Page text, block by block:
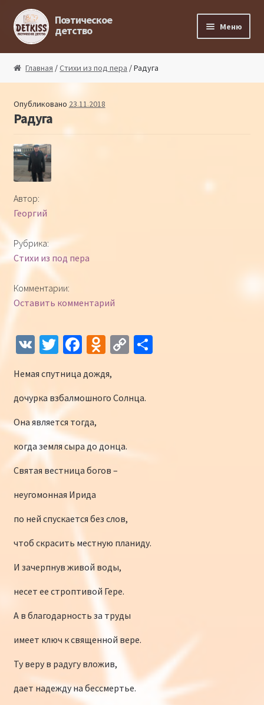
Перейти к навигации
Перейти к содержимому
Поэтическое
детство Меню
Поэтический ликбез
Поэтический блог
Детская философия
Конкурсы
Интернет-конкурс чтецов «Созвучие 2018»
Наши участники и победители
Наши участники 2017
Страничка победителей 2017
Главная /Стихи из под пера / Радуга
Опубликовано 23.11.2018
Радуга
Автор:
Георгий
Рубрика:
Стихи из под пера
Комментарии:
Оставить комментарий
V T
tt
er
Fa
b
o
o
k
O
n
o
as
sn
iki
C
y
О
Немая спутница дождя,
дочурка взбалмошного Солнца.
Она является тогда,
когда земля сыра до донца.
Святая вестница богов –
неугомонная Ирида
по ней спускается без слов,
чтоб скрасить местную планиду.
И зачерпнув живой воды,
несет ее строптивой Гере.
А в благодарность за труды
имеет ключ к священной вере.
Ту веру в радугу вложив,
дает надежду на бессмертье.